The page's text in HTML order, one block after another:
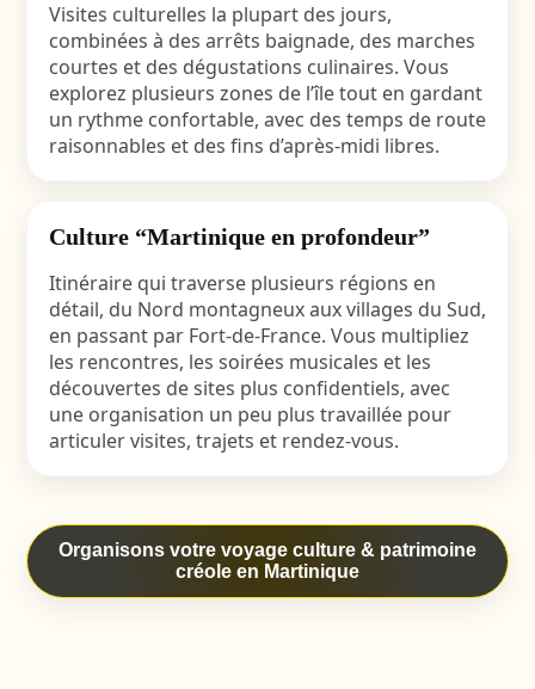
Visites culturelles la plupart des jours,
combinées à des arrêts baignade, des marches
courtes et des dégustations culinaires. Vous
explorez plusieurs zones de l’île tout en gardant
un rythme confortable, avec des temps de route
raisonnables et des fins d’après-midi libres.
Culture “Martinique en profondeur”
Itinéraire qui traverse plusieurs régions en
détail, du Nord montagneux aux villages du Sud,
en passant par Fort-de-France. Vous multipliez
les rencontres, les soirées musicales et les
découvertes de sites plus confidentiels, avec
une organisation un peu plus travaillée pour
articuler visites, trajets et rendez-vous.
Organisons votre voyage culture & patrimoine
créole en Martinique